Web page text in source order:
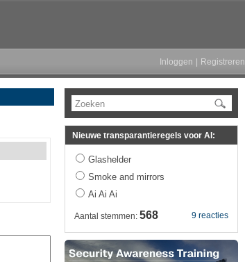
Inloggen Registreren
Zoeken
Nieuwe transparantieregels voor AI:
Glashelder
Smoke and mirrors
Ai Ai Ai
9 reacties
Aantal stemmen: 568